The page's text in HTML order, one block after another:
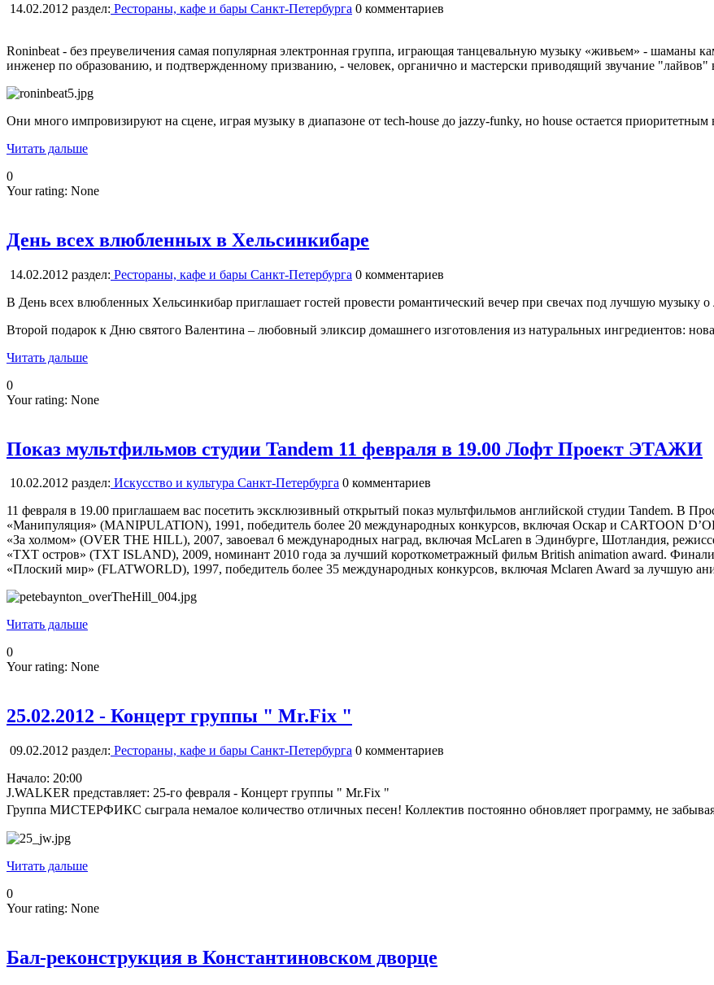
14.02.2012 раздел: Рестораны, кафе и бары Санкт-Петербурга 0 комментариев
Roninbeat - без преувеличения самая популярная электронная группа, играющая танцевальную музыку «живьем» -
инженер по образованию, и подтвержденному призванию, - человек, органично и мастерски приводящий звучание
Oни много импровизируют на сцене, играя музыку в диапазоне от tech-house до jazzy-funky, но house остается
Читать дальше
0
Your rating: None
День всех влюбленных в Хельсинкибаре
14.02.2012 раздел: Рестораны, кафе и бары Санкт-Петербурга 0 комментариев
В День всех влюбленных Хельсинкибар приглашает гостей провести романтический вечер при свечах под лучшую музыку
Второй подарок к Дню святого Валентина – любовный эликсир домашнего изготовления из натуральных ингредиентов:
Читать дальше
0
Your rating: None
Показ мультфильмов студии Tandem 11 февраля в 19.00 Лофт Проект ЭТАЖИ
10.02.2012 раздел: Искусство и культура Санкт-Петербурга 0 комментариев
11 февраля в 19.00 приглашаем вас посетить эксклюзивный открытый показ мультфильмов английской студии Tandem. В
«Манипуляция» (MANIPULATION), 1991, победитель более 20 международных конкурсов, включая Оскар и CARTOON
«За холмом» (OVER THE HILL), 2007, завоевал 6 международных наград, включая McLaren в Эдинбурге, Шотландия,
«TXT остров» (TXT ISLAND), 2009, номинант 2010 года за лучший короткометражный фильм British animation award.
«Плоский мир» (FLATWORLD), 1997, победитель более 35 международных конкурсов, включая Mclaren Award за лучшую
Читать дальше
0
Your rating: None
25.02.2012 - Концерт группы " Mr.Fix "
09.02.2012 раздел: Рестораны, кафе и бары Санкт-Петербурга 0 комментариев
Начало: 20:00
J.WALKER представляет: 25-го февраля - Концерт группы " Mr.Fix "
Группа МИСТЕРФИКС сыграла немалое количество отличных песен! Коллектив постоянно обновляет программу, не
Читать дальше
0
Your rating: None
Бал-реконструкция в Константиновском дворце